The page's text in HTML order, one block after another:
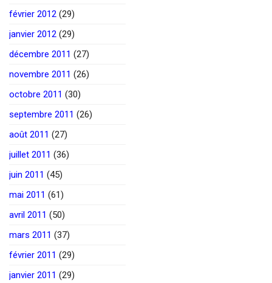
février 2012 (29)
janvier 2012 (29)
décembre 2011 (27)
novembre 2011 (26)
octobre 2011 (30)
septembre 2011 (26)
août 2011 (27)
juillet 2011 (36)
juin 2011 (45)
mai 2011 (61)
avril 2011 (50)
mars 2011 (37)
février 2011 (29)
janvier 2011 (29)